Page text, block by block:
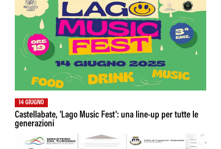
14 GIUGNO
Castellabate, 'Lago Music Fest': una line-up per tutte le
generazioni